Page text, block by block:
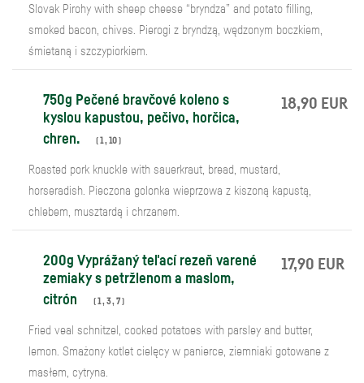
Slovak Pirohy with sheep cheese “bryndza” and potato filling,
smoked bacon, chives. Pierogi z bryndzą, wędzonym boczkiem,
śmietaną i szczypiorkiem.
750g Pečené bravčové koleno s
kyslou kapustou, pečivo, horčica,
chren.
(1,10)
18,90 EUR
Roasted pork knuckle with sauerkraut, bread, mustard,
horseradish. Pieczona golonka wieprzowa z kiszoną kapustą,
chlebem, musztardą i chrzanem.
200g Vyprážaný teľací rezeň varené
zemiaky s petržlenom a maslom,
citrón
(1,3,7)
17,90 EUR
Fried veal schnitzel, cooked potatoes with parsley and butter,
lemon. Smażony kotlet cielęcy w panierce, ziemniaki gotowane z
masłem, cytryna.